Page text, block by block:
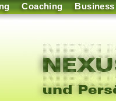
Coaching Business